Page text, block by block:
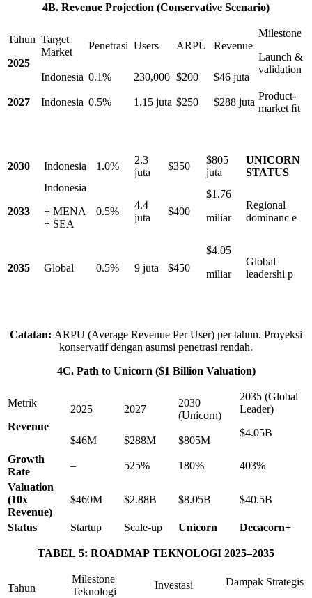
4B. Revenue Projection (Conservative Scenario)
Tahun
2025
Target
Market
Penetrasi Users ARPU Revenue
Milestone
Launch &
validation
Indonesia 0.1% 230,000 $200 $46 juta
2027 Indonesia 0.5% 1.15 juta $250 $288 juta
Product-
market ﬁt
2030 Indonesia 1.0%
2.3
juta
$350
$805
juta
UNICORN
STATUS
2033
Indonesia
+ MENA
+ SEA
0.5%
4.4
juta
$400
$1.76
miliar
Regional
dominanc e
2035 Global 0.5% 9 juta $450
$4.05
miliar
Global
leadershi p
Catatan: ARPU (Average Revenue Per User) per tahun. Proyeksi
konservatif dengan asumsi penetrasi rendah.
4C. Path to Unicorn ($1 Billion Valuation)
Metrik
Revenue
2025 2027
2030
(Unicorn)
2035 (Global
Leader)
$4.05B
$46M $288M
$805M
Growth
Rate
– 525% 180%
403%
Valuation
(10x
Revenue)
$460M $2.88B $8.05B $40.5B
Status Startup Scale-up Unicorn Decacorn+
TABEL 5: ROADMAP TEKNOLOGI 2025–2035
Tahun
Milestone
Teknologi
Investasi
Dampak Strategis